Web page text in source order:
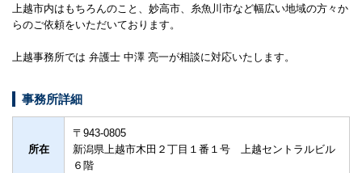
上越市内はもちろんのこと、妙高市、糸魚川市など幅広い地域の方々か
らのご依頼をいただいております。
上越事務所では 弁護士 中澤 亮一が相談に対応いたします。
事務所詳細
所在
〒943-0805
新潟県上越市木田２丁目１番１号 上越セントラルビル
６階